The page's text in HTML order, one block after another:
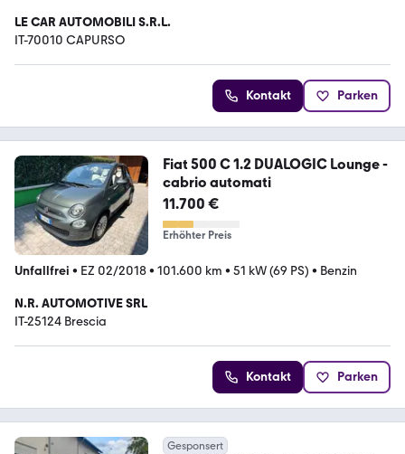
LE CAR AUTOMOBILI S.R.L.
IT-70010 CAPURSO
Kontakt Parken
Fiat 500 C 1.2 DUALOGIC Lounge -
cabrio automati
11.700 €
Erhöhter Preis
Unfallfrei • EZ 02/2018• 101.600 km • 51 kW (69 PS) • Benzin
N.R. AUTOMOTIVE SRL
IT-25124 Brescia
Kontakt Parken
Gesponsert